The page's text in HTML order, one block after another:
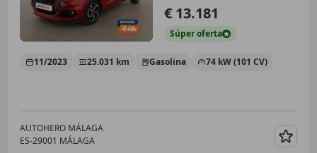
€ 13.181
Súperoferta
11/2023 25.031 km Gasolina 74 kW (101 CV)
AUTOHERO MÁLAGA
ES-29001 MÁLAGA